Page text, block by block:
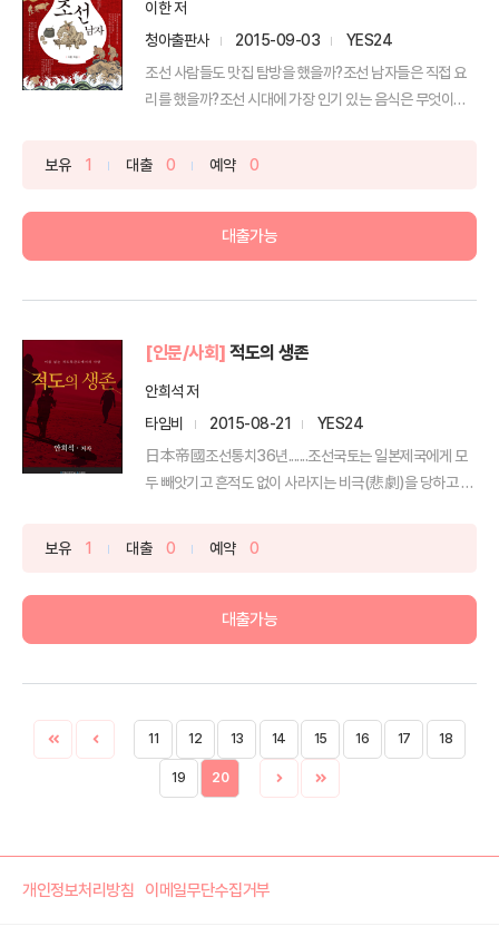
이한 저
청아출판사
2015-09-03
YES24
조선 사람들도 맛집 탐방을 했을까?조선 남자들은 직접 요
리를 했을까?조선 시대에 가장 인기 있는 음식은 무엇이었
보유 1 대출 0 예약 0
대출가능
[인문/사회] 적도의 생존
안희석 저
타임비
2015-08-21
YES24
日本帝國조선통치36년.......조선국토는 일본제국에게 모
두 빼앗기고 흔적도 없이 사라지는 비극(悲劇)을 당하고 말
보유 1 대출 0 예약 0
대출가능
11 12 13 14 15 16 17 18
19 20
개인정보처리방침 이메일무단수집거부